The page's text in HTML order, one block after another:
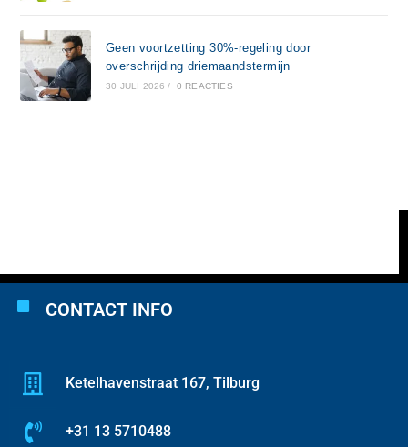
Geen voortzetting 30%-regeling door
overschrijding driemaandstermijn
30 JULI 2026 / 0 REACTIES
CONTACT INFO
Ketelhavenstraat 167, Tilburg
+31 13 5710488